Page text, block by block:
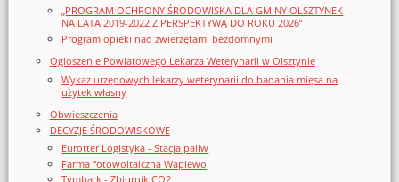
„PROGRAM OCHRONY ŚRODOWISKA DLA GMINY OLSZTYNEK
NA LATA 2019-2022 Z PERSPEKTYWĄ DO ROKU 2026”
Program opieki nad zwierzętami bezdomnymi
Ogloszenie Powiatowego Lekarza Weterynarii w Olsztynie
Wykaz urzędowych lekarzy weterynarii do badania mięsa na
użytek własny
Obwieszczenia
DECYZJE ŚRODOWISKOWE
Eurotter Logistyka - Stacja paliw
Farma fotowoltaiczna Waplewo
Tymbark - Zbiornik CO2